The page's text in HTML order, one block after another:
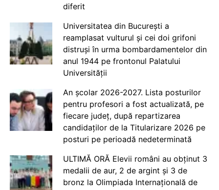
diferit
Universitatea din București a
reamplasat vulturul și cei doi grifoni
distruși în urma bombardamentelor din
anul 1944 pe frontonul Palatului
Universității
An școlar 2026-2027. Lista posturilor
pentru profesori a fost actualizată, pe
fiecare județ, după repartizarea
candidaților de la Titularizare 2026 pe
posturi pe perioadă nedeterminată
ULTIMĂ ORĂ Elevii români au obținut 3
medalii de aur, 2 de argint și 3 de
bronz la Olimpiada Internațională de